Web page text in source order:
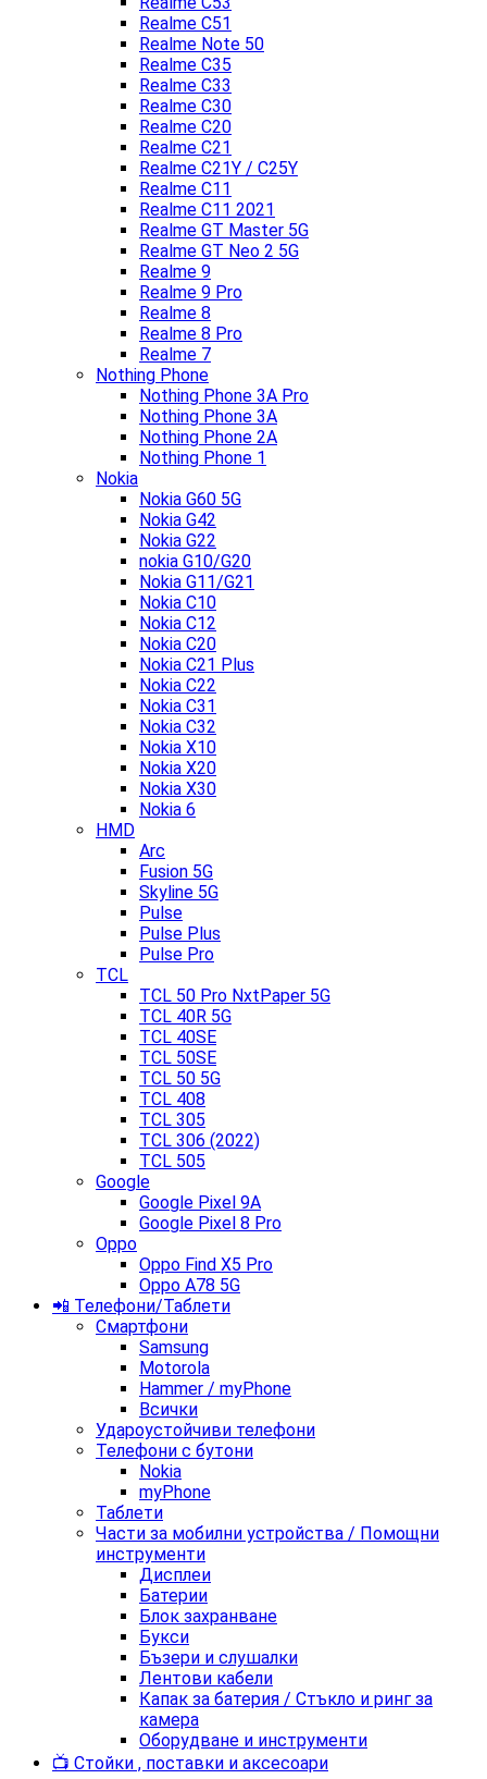
Realme C51
Realme Note 50
Realme C35
Realme C33
Realme C30
Realme C20
Realme C21
Realme C21Y / C25Y
Realme C11
Realme C11 2021
Realme GT Master 5G
Realme GT Neo 2 5G
Realme 9
Realme 9 Pro
Realme 8
Realme 8 Pro
Realme 7
Nothing Phone
Nothing Phone 3A Pro
Nothing Phone 3A
Nothing Phone 2A
Nothing Phone 1
Nokia
Nokia G60 5G
Nokia G42
Nokia G22
nokia G10/G20
Nokia G11/G21
Nokia C10
Nokia C12
Nokia C20
Nokia C21 Plus
Nokia C22
Nokia C31
Nokia C32
Nokia X10
Nokia X20
Nokia X30
Nokia 6
HMD
Arc
Fusion 5G
Skyline 5G
Pulse
Pulse Plus
Pulse Pro
TCL
TCL 50 Pro NxtPaper 5G
TCL 40R 5G
TCL 40SE
TCL 50SE
TCL 50 5G
TCL 408
TCL 305
TCL 306 (2022)
TCL 505
Google
Google Pixel 9A
Google Pixel 8 Pro
Oppo
Oppo Find X5 Pro
Oppo A78 5G
📲 Телефони/Таблети
Смартфони
Samsung
Motorola
Hammer / myPhone
Всички
Удароустойчиви телефони
Телефони с бутони
Nokia
myPhone
Таблети
Части за мобилни устройства / Помощни
инструменти
Дисплеи
Батерии
Блок захранване
Букси
Бъзери и слушалки
Лентови кабели
Капак за батерия / Стъкло и ринг за
камера
Оборудване и инструменти
📺 Стойки , поставки и аксесоари